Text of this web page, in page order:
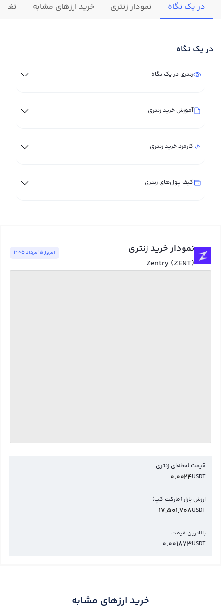
در یک نگاه نمودار زنتری خرید ارزهای مشابه
در یک نگاه
زنتری در یک نگاه
آموزش خرید زنتری
کارمزد خرید زنتری
کیف پول‌های زنتری
نمودار خرید زنتری
Zentry (ZENT)
امروز ١٥ مرداد ١٤٠٥
قیمت لحظه‌ای زنتری
USDT
0.0024
ارزش بازار (مارکت کپ)
USDT
17,501,708
بالاترین قیمت
USDT
0.001873
خرید ارزهای مشابه